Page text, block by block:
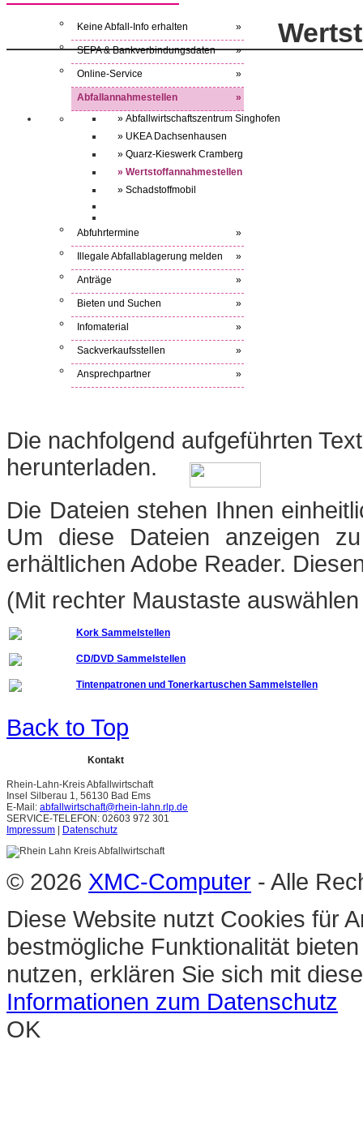
Keine Abfall-Info erhalten »
SEPA & Bankverbindungsdaten »
Online-Service »
Abfallannahmestellen
»
» Abfallwirtschaftszentrum Singhofen
» UKEA Dachsenhausen
» Quarz-Kieswerk Cramberg
» Wertstoffannahmestellen
» Schadstoffmobil
Abfuhrtermine »
Illegale Abfallablagerung melden »
Anträge »
Bieten und Suchen »
Infomaterial »
Sackverkaufsstellen »
Ansprechpartner »
Die nachfolgend aufgeführten
herunterladen.
Die Dateien stehen Ihnen
Um diese Dateien anzeigen
erhältlichen Adobe Reader.
(Mit rechter Maustaste
Kork Sammelstellen
CD/DVD Sammelstellen
Tintenpatronen und Tonerkartuschen Sammelstellen
Back to Top
Kontakt
Rhein-Lahn-Kreis Abfallwirtschaft
Insel Silberau 1, 56130 Bad Ems
E-Mail: abfallwirtschaft@rhein-lahn.rlp.de
SERVICE-TELEFON: 02603 972 301
Impressum | Datenschutz
© 2026 XMC-Computer - Alle
Diese Website nutzt Cookies für
bestmögliche Funktionalität
nutzen, erklären Sie sich mit
Informationen zum Datenschutz
OK